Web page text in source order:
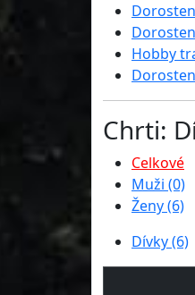
Hobby
Chrti:
Celkové
Muži (0)
Ženy (6)
Dívky (6)